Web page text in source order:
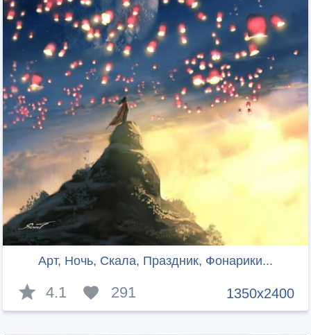
Арт, Ночь, Скала, Праздник, Фонарики...
1350x2400
4.1 291